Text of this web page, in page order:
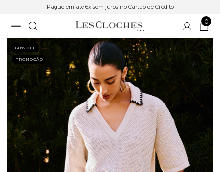
Pague em até 6x sem juros no Cartão de Crédito
0
60% OFF
PROMOÇÃO